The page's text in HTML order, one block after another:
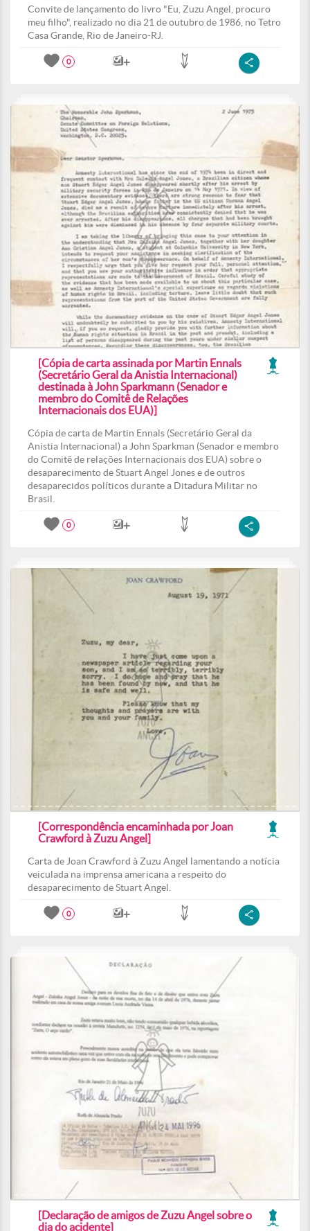
Convite de lançamento do livro "Eu, Zuzu Angel, procuro
meu filho", realizado no dia 21 de outubro de 1986, no Tetro
Casa Grande, Rio de Janeiro-RJ.
0
[Cópia de carta assinada por Martin Ennals
(Secretário Geral da Anistia Internacional)
destinada à John Sparkmann (Senador e
membro do Comitê de Relações
Internacionais dos EUA)]
Cópia de carta de Martin Ennals (Secretário Geral da
Anistia Internacional) a John Sparkman (Senador e membro
do Comitê de relações Internacionais dos EUA) sobre o
desaparecimento de Stuart Angel Jones e de outros
desaparecidos políticos durante a Ditadura Militar no
Brasil.
0
[Correspondência encaminhada por Joan
Crawford à Zuzu Angel]
Carta de Joan Crawford à Zuzu Angel lamentando a notícia
veiculada na imprensa americana a respeito do
desaparecimento de Stuart Angel.
0
[Declaração de amigos de Zuzu Angel sobre o
dia do acidente]